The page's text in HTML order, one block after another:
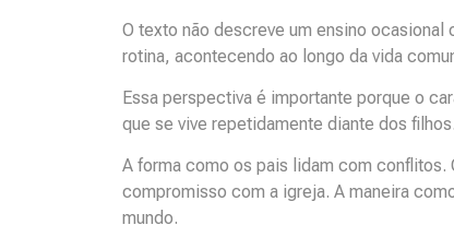
O texto não descreve um ensino
rotina, acontecendo ao longo da vida
Essa perspectiva é importante porque o
que se vive repetidamente diante dos filhos.
A forma como os pais lidam com conflitos.
compromisso com a igreja. A maneira
mundo.